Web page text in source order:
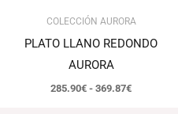
COLECCIÓN AURORA
PLATO LLANO REDONDO
AURORA
285.90€ - 369.87€